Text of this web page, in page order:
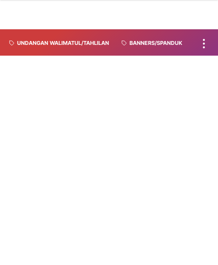
UNDANGAN WALIMATUL/TAHLILAN BANNERS/SPANDUK